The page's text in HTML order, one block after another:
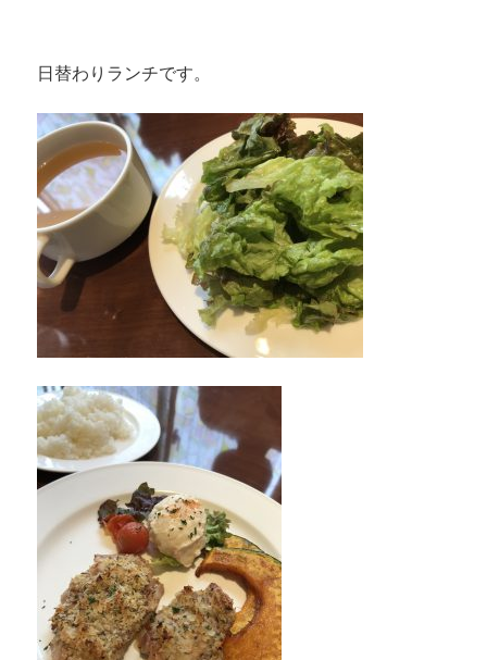
日替わりランチです。